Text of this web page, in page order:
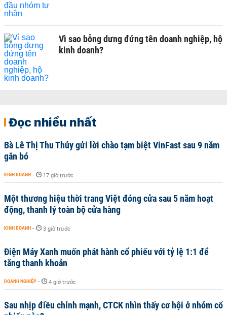
Vì sao bỗng dưng đứng tên doanh nghiệp, hộ
kinh doanh?
Đọc nhiều nhất
Bà Lê Thị Thu Thủy gửi lời chào tạm biệt VinFast sau 9 năm
gắn bó
KINH DOANH - 17 giờ trước
Một thương hiệu thời trang Việt đóng cửa sau 5 năm hoạt
động, thanh lý toàn bộ cửa hàng
KINH DOANH - 3 giờ trước
Điện Máy Xanh muốn phát hành cổ phiếu với tỷ lệ 1:1 để
tăng thanh khoản
DOANH NGHIỆP - 4 giờ trước
Sau nhịp điều chỉnh mạnh, CTCK nhìn thấy cơ hội ở nhóm cổ